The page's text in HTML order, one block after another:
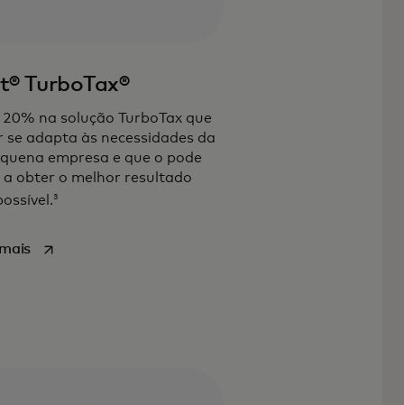
TurboTax®
na solução TurboTax que
se adapta às necessidades da
empresa e que o pode
a obter o melhor resultado
3
opens in a new tab